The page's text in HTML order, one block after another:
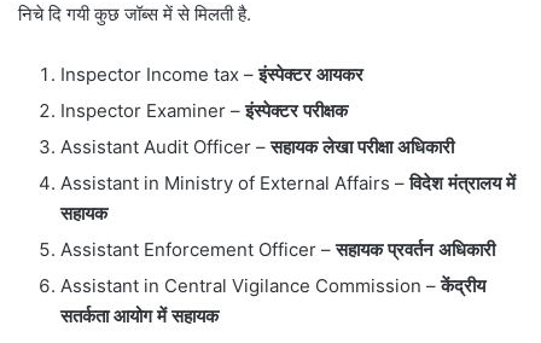
निचे दि गयी कुछ जॉब्स में से मिलती है.
Inspector Income tax –इंस्पेक्टर आयकर
Inspector Examiner –इंस्पेक्टर परीक्षक
Assistant Audit Officer –सहायक लेखा परीक्षा अधिकारी
Assistant in Ministry of External Affairs –विदेश मंत्रालय में
सहायक
Assistant Enforcement Officer –सहायक प्रवर्तन अधिकारी
Assistant in Central Vigilance Commission –केंद्रीय
सतर्कता आयोग में सहायक